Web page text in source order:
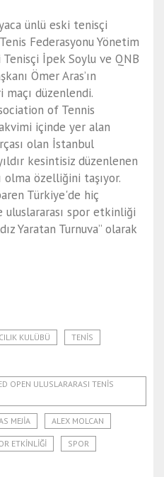
ünlü eski tenisçi
Federasyonu Yönetim
İpek Soylu ve QNB
Ömer Aras’ın
düzenlendi.
of Tennis
içinde yer alan
olan İstanbul
kesintisiz düzenlenen
olma özelliğini taşıyor.
Türkiye'de hiç
uluslararası spor etkinliği
Yaratan Turnuva” olarak
KULÜBÜ TENIS
OPEN ULUSLARARASI TENIS
MEJIA ALEX MOLCAN
ETKINLIĞI SPOR